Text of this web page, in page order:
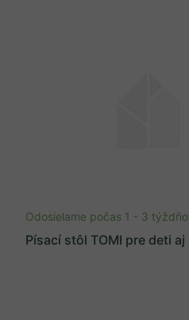
Písací stôl TOMI pre deti
Odosielame počas 1 - 3